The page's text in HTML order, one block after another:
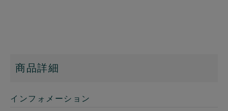
商品詳細
インフォメーション